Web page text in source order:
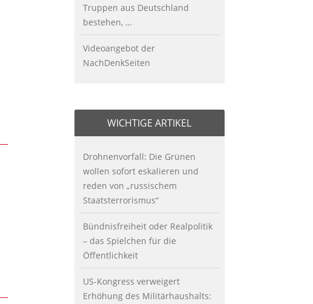
Truppen aus Deutschland
bestehen, …
Videoangebot der
NachDenkSeiten
WICHTIGE ARTIKEL
Drohnenvorfall: Die Grünen
wollen sofort eskalieren und
reden von „russischem
Staatsterrorismus“
Bündnisfreiheit oder Realpolitik
– das Spielchen für die
Öffentlichkeit
US-Kongress verweigert
Erhöhung des Militärhaushalts: